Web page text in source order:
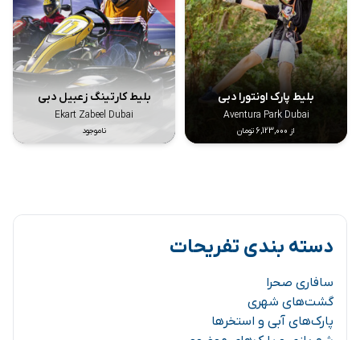
دسته بندی تفریحات
سافاری صحرا
گشت‌های شهری
پارک‌های آبی و استخرها
بلیط پارک اونتورا دبی
Aventura Park Dubai
از 6,123,000 تومان
بلیط کارتینگ زعبیل دبی
Ekart Zabeel Dubai
ناموجود